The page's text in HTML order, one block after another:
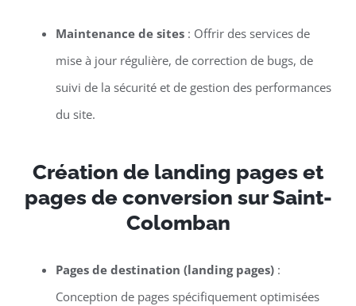
Maintenance de sites: Offrir des services de
mise à jour régulière, de correction de bugs, de
suivi de la sécurité et de gestion des performances
du site.
Création de landing pages et
pages de conversion sur Saint-
Colomban
Pages de destination (landing pages):
Conception de pages spécifiquement optimisées